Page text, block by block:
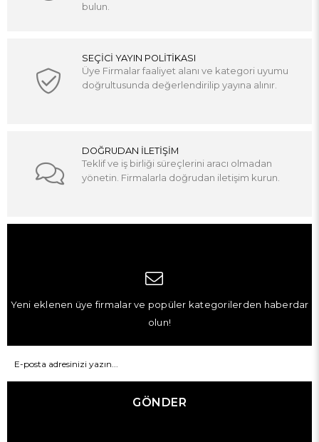
bulun.
SEÇİCİ YAYIN POLİTİKASI
Üye Firmalar faaliyet alanı ve kategori uyumu
doğrultusunda değerlendirilip yayına alınır.
DOĞRUDAN İLETİŞİM
Teklif ve iş birliği süreçlerini aracı olmadan
yönetin. Firmalarla doğrudan iletişim kurun.
Yeni eklenen üye firmalar ve popüler kategorilerden haberdar
olun!
GÖNDER